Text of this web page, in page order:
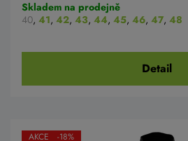
Skladem na prodejně
40, 41, 42, 43, 44, 45, 46, 47, 48
Detail
AKCE -18%